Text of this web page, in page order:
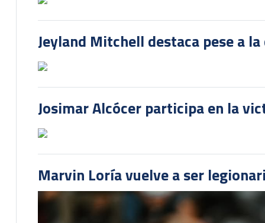
Jeyland Mitchell destaca pese a
Josimar Alcócer participa en la
Marvin Loría vuelve a ser